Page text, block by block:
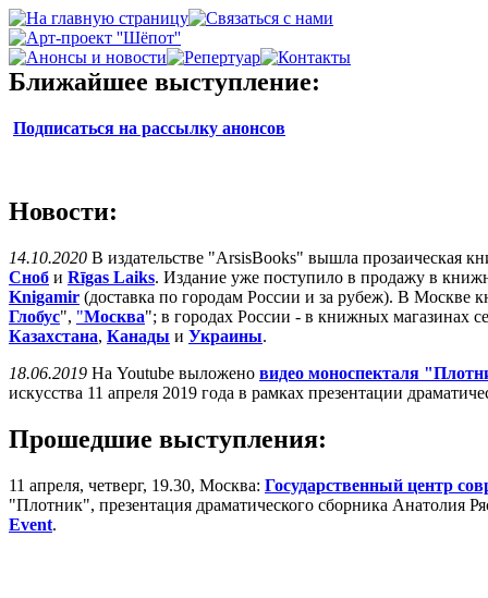
Ближайшее выступление:
Подписаться на рассылку анонсов
Новости:
14.10.2020 В издательстве "ArsisBooks" вышла прозаическая
Сноб и Rīgas Laiks. Издание уже поступило в продажу в
Knigamir (доставка по городам России и за рубеж). В
Глобус", "Москва"; в городах России - в книжных магазинах
Казахстана, Канады и Украины.
18.06.2019 На Youtube выложено видео моноспекталя
искусства 11 апреля 2019 года в рамках презентации
Прошедшие выступления:
11 апреля, четверг, 19.30, Москва: Государственный центр
"Плотник", презентация драматического сборника
Event.